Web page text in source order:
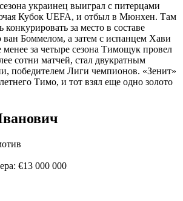
украинец выиграл с питерцами
Кубок UEFA, и отбыл в Мюнхен. Там
за место в составе
Боммелом, а затем с испанцем Хави
за четыре сезона Тимощук провел
сотни матчей, стал двукратным
победителем Лиги чемпионов. «Зенит»
Тимо, и тот взял еще одно золото
€13 000 000